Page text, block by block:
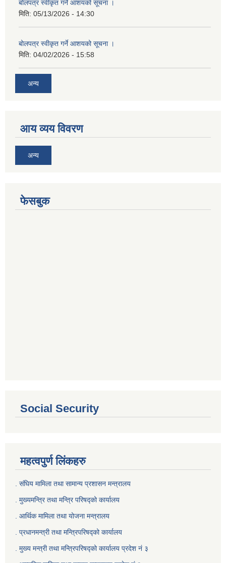
बोलपत्र स्वीकृत गर्ने आशयको सूचना ।
मिति: 05/13/2026 - 14:30
बोलपत्र स्वीकृत गर्ने आशयको सूचना ।
मिति: 04/02/2026 - 15:58
अन्य
आय व्यय विवरण
अन्य
फेसबुक
Social Security
महत्वपुर्ण लिंकहरु
. संघिय मामिला तथा सामान्य प्रशासन मन्त्रालय
. मुख्यमन्त्रि तथा मन्त्रि परिषद्को कार्यालय
. आर्थिक मामिला तथा योजना मन्त्रालय
. प्रधानमन्त्री तथा मन्त्रिपरिषद्को कार्यालय
मुख्य मन्त्री तथा मन्त्रिपरिषद्को कार्यालय प्रदेश नं ३